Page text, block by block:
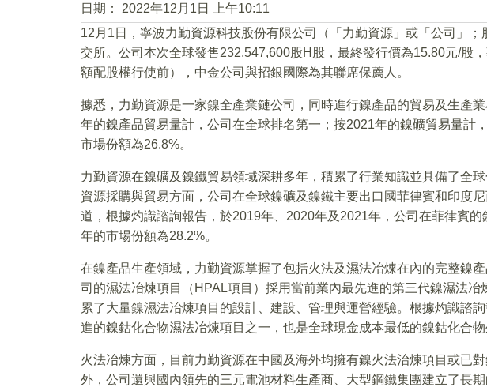
日期：
2022年12月1日 上午10:11
12月1日，寧波力勤資源科技股份有限公司（「力勤資源」或「公司」；
交所。公司本次全球發售232,547,600股H股，最終發行價為15.80元/股
額配股權行使前），中金公司與招銀國際為其聯席保薦人。
據悉，力勤資源是一家鎳全產業鏈公司，同時進行鎳產品的貿易及生產
年的鎳產品貿易量計，公司在全球排名第一；按2021年的鎳礦貿易量計
市場份額為26.8%。
力勤資源在鎳礦及鎳鐵貿易領域深耕多年，積累了行業知識並具備了全
資源採購與貿易方面，公司在全球鎳礦及鎳鐵主要出口國菲律賓和印度
道，根據灼識諮詢報告，於2019年、2020年及2021年，公司在菲律賓
年的市場份額為28.2%。
在鎳產品生產領域，力勤資源掌握了包括火法及濕法冶煉在內的完整鎳
司的濕法冶煉項目（HPAL項目）採用當前業內最先進的第三代鎳濕法
累了大量鎳濕法冶煉項目的設計、建設、管理與運營經驗。根據灼識諮
進的鎳鈷化合物濕法冶煉項目之一，也是全球現金成本最低的鎳鈷化合物
火法冶煉方面，目前力勤資源在中國及海外均擁有鎳火法治煉項目或已
外，公司還與國內領先的三元電池材料生產商、大型鋼鐵集團建立了長